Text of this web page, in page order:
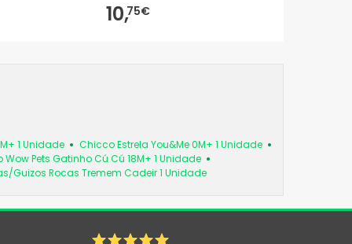
10,75€
1 Unidade
Chicco Estrela You&Me 0M+ 1 Unidade
Pets Gatinho Cú Cú 18M+ 1 Unidade
Guizos Rocas Tremem Cadeir 1 Unidade